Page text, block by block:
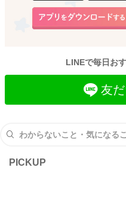
LINEで毎日お
友
PICKUP